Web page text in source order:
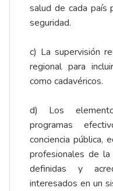
salud de cada país
seguridad.
c) La supervisión
regional para
como cadavéricos.
d) Los
programas
conciencia pública,
profesionales de la
definidas y
interesados en un